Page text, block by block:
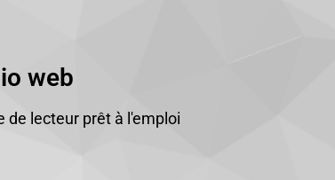
web
de lecteur prêt à l'emploi